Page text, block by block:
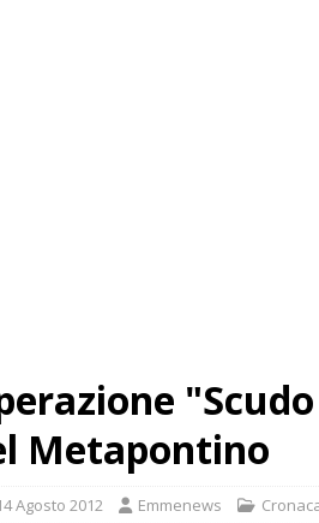
Metapontino
Agosto 2012 Emmenews